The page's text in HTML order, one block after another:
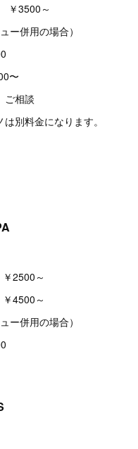
￥3500～
ー併用の場合）
〜
相談
別料金になります。
2500～
4500～
ー併用の場合）